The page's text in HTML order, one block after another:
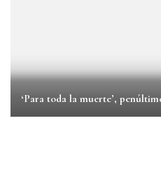
‘Para toda la muerte’,